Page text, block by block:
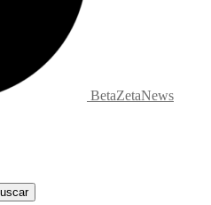
BetaZetaNews